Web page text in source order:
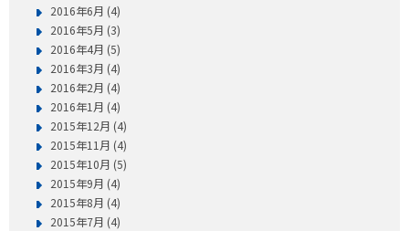
2016年6月 (4)
2016年5月 (3)
2016年4月 (5)
2016年3月 (4)
2016年2月 (4)
2016年1月 (4)
2015年12月 (4)
2015年11月 (4)
2015年10月 (5)
2015年9月 (4)
2015年8月 (4)
2015年7月 (4)